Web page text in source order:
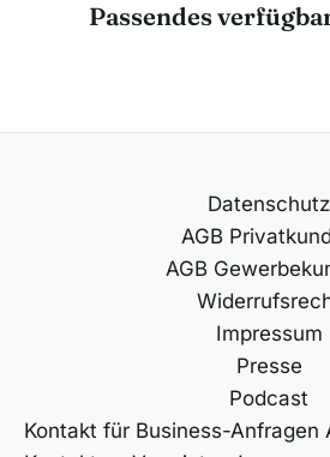
Passendes
Datenschutz
AGB
AGB
Impressum
Presse
Podcast
Kontakt für Business-Anfragen